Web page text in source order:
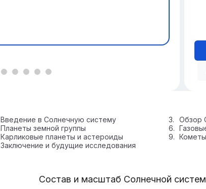
Введение в Солнечную систему
Обзор
Планеты земной группы
Карликовые планеты и астероиды
Заключение и будущие исследования
Состав и масштаб Солнечной